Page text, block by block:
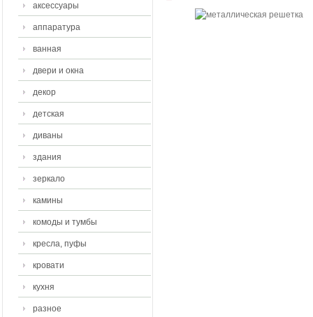
аксессуары
аппаратура
ванная
двери и окна
декор
детская
диваны
здания
зеркало
камины
комоды и тумбы
кресла, пуфы
кровати
кухня
разное